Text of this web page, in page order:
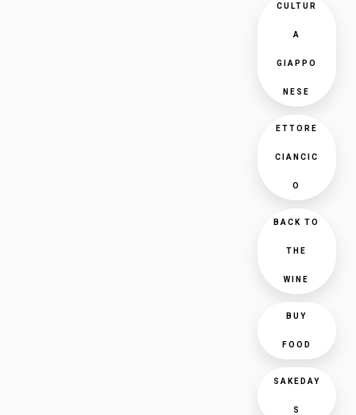
CULTUR
A
GIAPPO
NESE
ETTORE
CIANCIC
O
BACK TO
THE
WINE
BUY
FOOD
SAKEDAY
S